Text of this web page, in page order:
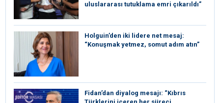
uluslararası tutuklama emri çıkarıldı”
Holguin’den iki lidere net mesaj:
“Konuşmak yetmez, somut adım atın”
Fidan’dan diyalog mesajı: “Kıbrıs